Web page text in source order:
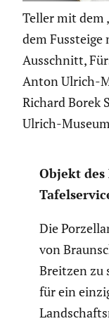
Teller mit dem
dem Fussteige
Ausschnitt,
Anton Ulrich-
Richard Borek
Ulrich-
Objekt des
Die
von
Breitzen zu
für ein